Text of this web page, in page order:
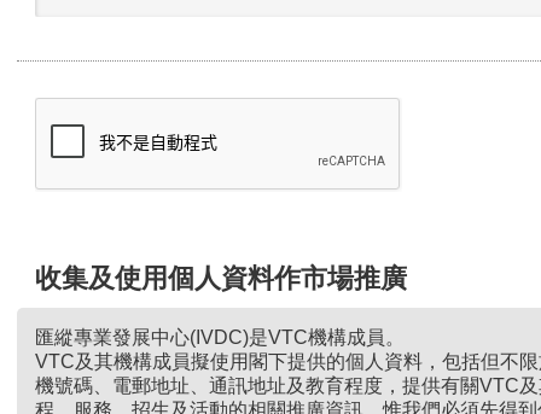
收集及使用個人資料作市場推廣
匯縱專業發展中心(IVDC)是VTC機構成員。
VTC及其機構成員擬使用閣下提供的個人資料，包括但不
機號碼、電郵地址、通訊地址及教育程度，提供有關VTC
程、服務、招生及活動的相關推廣資訊。惟我們必須先得